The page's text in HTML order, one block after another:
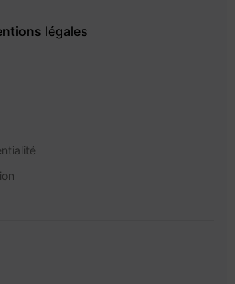
légales